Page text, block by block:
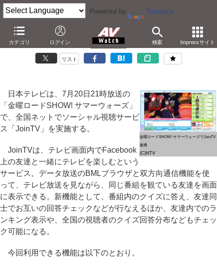
Powered by Translate
カテゴリ ログイン 検索 Impressサイト
日テレ、20日放送「サマーウォーズ」でJoinTV連携放送
－Facebook上の友人とクイズの回答チェックも
リスト
金曜ロードSHOW! サマーウォーズでJoinTV
連携
(C)NTV
日本テレビは、7月20日21時放送の
「金曜ロードSHOW! サマーウォーズ」
で、全国ネットでソーシャル視聴サービ
ス「JoinTV」を実施する。
JoinTVは、テレビ画面内でFacebook
上の友達と一緒にテレビを楽しむという
サービス。データ放送のBMLブラウザと双方向通信機能を使
って、テレビ放送を見ながら、同じ番組を観ている友達を画面
に表示できる。新機能として、番組内のクイズに答え、友達同
士でお互いの回答チェックなどが行なえるほか、友達内でのラ
ンキング表示や、全国の視聴者のクイズ回答分布などもチェッ
ク可能になる。
今回利用できる機能は以下のとおり。